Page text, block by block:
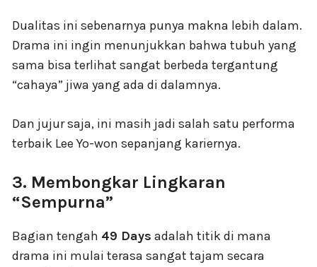
Dualitas ini sebenarnya punya makna lebih dalam.
Drama ini ingin menunjukkan bahwa tubuh yang
sama bisa terlihat sangat berbeda tergantung
“cahaya” jiwa yang ada di dalamnya.
Dan jujur saja, ini masih jadi salah satu performa
terbaik Lee Yo-won sepanjang kariernya.
3. Membongkar Lingkaran
“Sempurna”
Bagian tengah 49 Days adalah titik di mana
drama ini mulai terasa sangat tajam secara